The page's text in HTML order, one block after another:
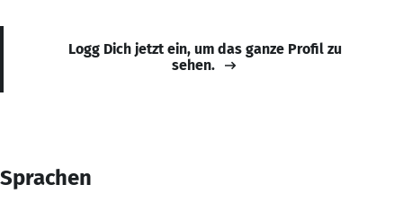
Logg Dich jetzt ein, um das ganze Profil zu
sehen.
Sprachen